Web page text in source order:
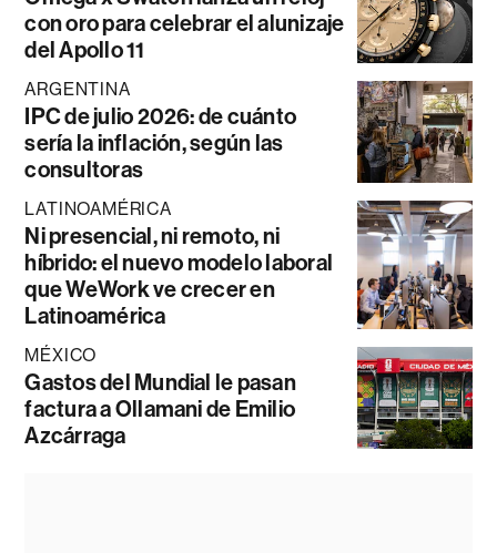
con oro para celebrar el alunizaje
del Apollo 11
ARGENTINA
IPC de julio 2026: de cuánto
sería la inflación, según las
consultoras
LATINOAMÉRICA
Ni presencial, ni remoto, ni
híbrido: el nuevo modelo laboral
que WeWork ve crecer en
Latinoamérica
MÉXICO
Gastos del Mundial le pasan
factura a Ollamani de Emilio
Azcárraga